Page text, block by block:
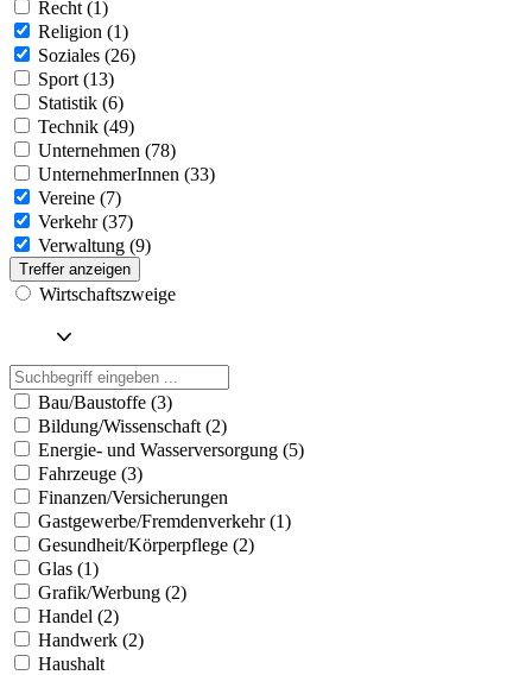
Recht (1)
Religion (1)
Soziales (26)
Sport (13)
Statistik (6)
Technik (49)
Unternehmen (78)
UnternehmerInnen (33)
Vereine (7)
Verkehr (37)
Verwaltung (9)
Treffer anzeigen
Wirtschaftszweige
Bau/Baustoffe (3)
Bildung/Wissenschaft (2)
Energie- und Wasserversorgung (5)
Fahrzeuge (3)
Finanzen/Versicherungen
Gastgewerbe/Fremdenverkehr (1)
Gesundheit/Körperpflege (2)
Glas (1)
Grafik/Werbung (2)
Handel (2)
Handwerk (2)
Haushalt